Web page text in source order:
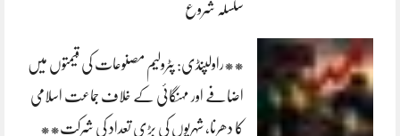
سلسلہ شروع
**راولپنڈی: پٹرولیم مصنوعات کی قیمتوں میں
اضافے اور مہنگائی کے خلاف جماعت اسلامی
کا دھرنا، شہریوں کی بڑی تعداد کی شرکت**